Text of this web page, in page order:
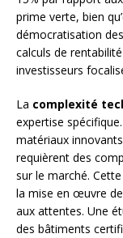
prime verte, bien
démocratisation
calculs de
investisseurs
La complexité
expertise
matériaux
requièrent des
sur le marché.
la mise en œuvre
aux attentes. Une
des bâtiments